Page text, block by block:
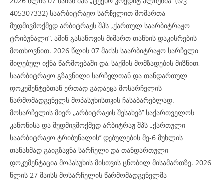
405307332) საარბიტრაჟო სარჩელით მომართა
მუდმივმოქმედ არბიტრაჟს შპს „ქართულ საარბიტრაჟო
ტრიბუნალი“, ამინ გასანოვის მიმართ თანხის დაკისრების
მოთხოვნით. 2026 წლის 07 მაისს საარბიტრაჟო სარჩელი
მიღებულ იქნა წარმოებაში და, საქმის მომზადების მიზნით,
საარბიტრაჟო გზავნილი სარჩელთან და თანდართულ
დოკუმენტებთან ერთად გადაეცა მოსარჩელის
წარმომადგენელს მოპასუხისთვის ჩასაბარებლად.
მოსარჩელის მიერ ,,არბიტრაჟის შესახებ’’ საქართველოს
კანონისა და მუდმივმოქმედ არბიტრაჟ შპს „ქართული
საარბიტრაჟო ტრიბუნალის’’ დებულების მე-6 მუხლის
თანახმად გაიგზავნა სარჩელი და თანდართული
დოკუმენტაცია მოპასუხის მისთვის ცნობილ მისამართზე. 2026
წლის 27 მაისს მოსარჩელის წარმომადგენელმა